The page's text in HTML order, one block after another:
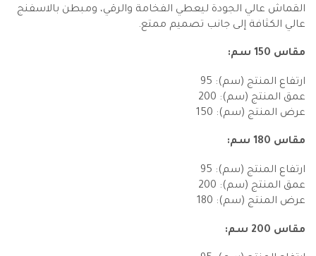
القماش عالي الجودة ليعطي الفخامة والرقي، ومبطن بالاسفنج
عالي الكثافة إلى جانب تصميم ممتع.
مقاس 150 سم:
ارتفاع المنتج (سم): 95
عمق المنتج (سم): 200
عرض المنتج (سم): 150
مقاس 180 سم:
ارتفاع المنتج (سم): 95
عمق المنتج (سم): 200
عرض المنتج (سم): 180
مقاس 200 سم: